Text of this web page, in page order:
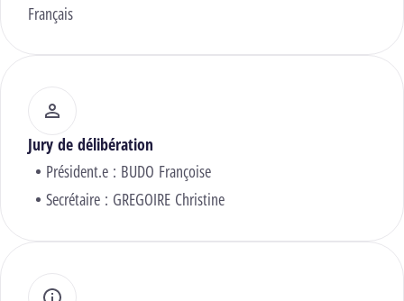
Français
Jury de délibération
Président.e : BUDO Françoise
Secrétaire : GREGOIRE Christine